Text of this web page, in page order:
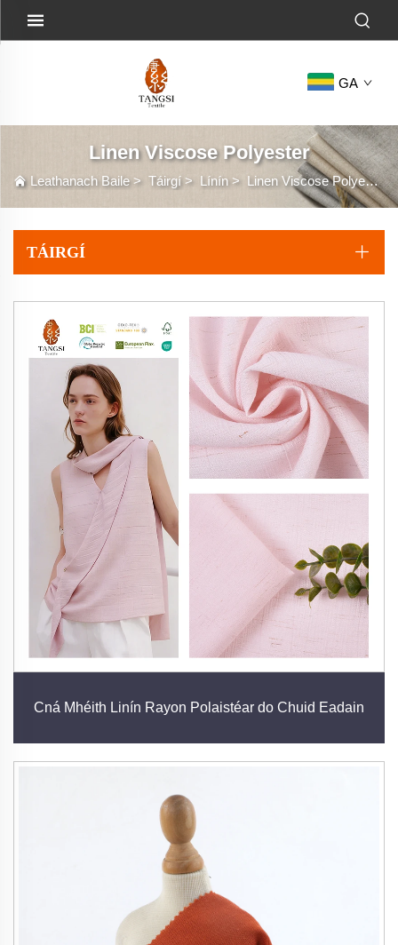
GA
Linen Viscose Polyester
Leathanach Baile> Táirgí> Línín> Linen Viscose Polyester
TÁIRGÍ
Cná Mhéith Linín Rayon Polaistéar do Chuid Eadain